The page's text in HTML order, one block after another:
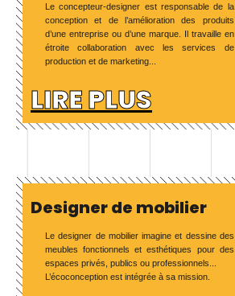
Le concepteur-designer est responsable de la
conception et de l’amélioration des produits
d’une entreprise ou d’une marque. Il travaille en
étroite collaboration avec les services de
production et de marketing...
LIRE PLUS
Designer de mobilier
Le designer de mobilier imagine et dessine des
meubles fonctionnels et esthétiques pour des
espaces privés, publics ou professionnels...
L’écoconception est intégrée à sa mission.